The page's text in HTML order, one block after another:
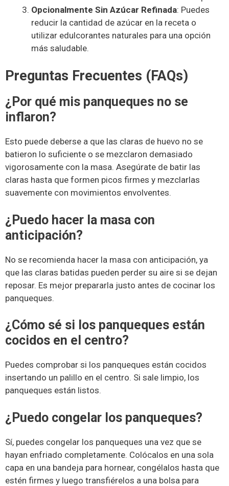
Opcionalmente Sin Azúcar Refinada: Puedes
reducir la cantidad de azúcar en la receta o
utilizar edulcorantes naturales para una opción
más saludable.
Preguntas Frecuentes (FAQs)
¿Por qué mis panqueques no se
inflaron?
Esto puede deberse a que las claras de huevo no se
batieron lo suficiente o se mezclaron demasiado
vigorosamente con la masa. Asegúrate de batir las
claras hasta que formen picos firmes y mezclarlas
suavemente con movimientos envolventes.
¿Puedo hacer la masa con
anticipación?
No se recomienda hacer la masa con anticipación, ya
que las claras batidas pueden perder su aire si se dejan
reposar. Es mejor prepararla justo antes de cocinar los
panqueques.
¿Cómo sé si los panqueques están
cocidos en el centro?
Puedes comprobar si los panqueques están cocidos
insertando un palillo en el centro. Si sale limpio, los
panqueques están listos.
¿Puedo congelar los panqueques?
Sí, puedes congelar los panqueques una vez que se
hayan enfriado completamente. Colócalos en una sola
capa en una bandeja para hornear, congélalos hasta que
estén firmes y luego transfiérelos a una bolsa para